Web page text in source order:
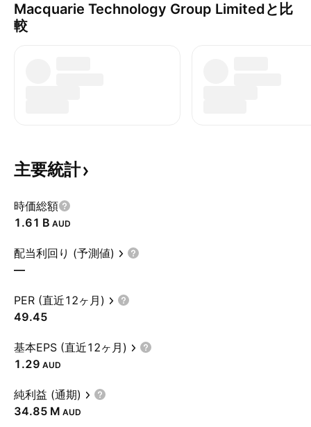
Macquarie Technology Group Limitedと比
較
主要統計
時価総額
‪1.61 B‬ AUD
配当利回り (予測値)
—
PER (直近12ヶ月)
49.45
基本EPS (直近12ヶ月)
1.29 AUD
純利益 (通期)
‪34.85 M‬ AUD